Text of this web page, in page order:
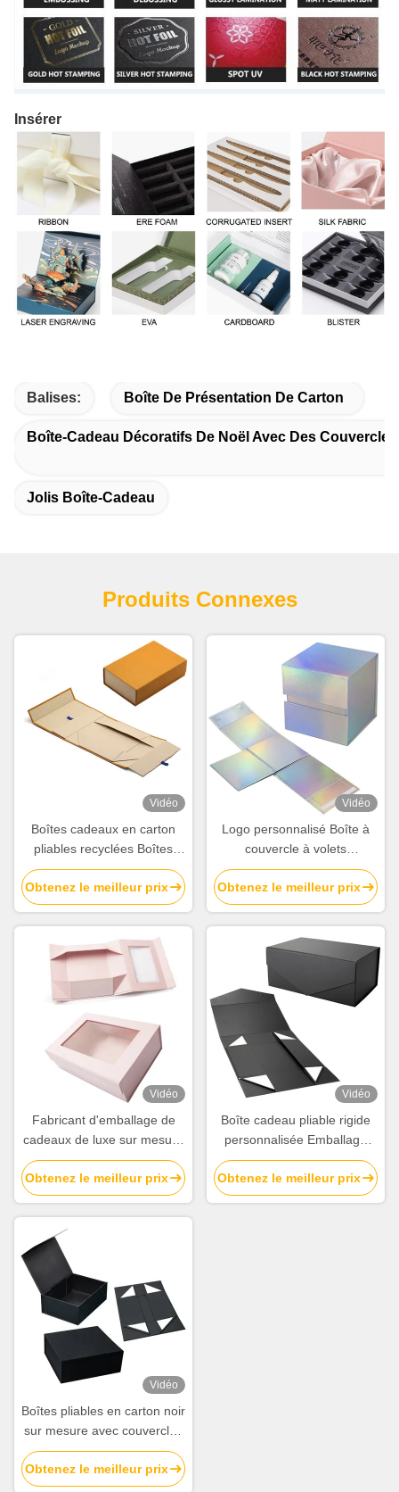
Insérer
Balises: Boîte De Présentation De Carton
Boîte-Cadeau Décoratifs De Noël Avec Des Couvercles
Jolis Boîte-Cadeau
Produits Connexes
Vidéo
Boîtes cadeaux en carton
pliables recyclées Boîtes
d'emballage à bout de porte
avec impression de
conception
Obtenez le meilleur prix
Vidéo
Logo personnalisé Boîte à
couvercle à volets
magnétiques Boîtes cadeaux
de Noël pliables Boîtes
pliables en gros
Obtenez le meilleur prix
Vidéo
Fabricant d'emballage de
cadeaux de luxe sur mesure
boîte en carton avec vitre
transparente
Obtenez le meilleur prix
Vidéo
Boîte cadeau pliable rigide
personnalisée Emballage
Boîte magnétique pliable
boîte en carton ouvert
Obtenez le meilleur prix
Vidéo
Boîtes pliables en carton noir
sur mesure avec couvercles
Boîtes pliantes magnétiques
Fournisseur d'emballages
Obtenez le meilleur prix